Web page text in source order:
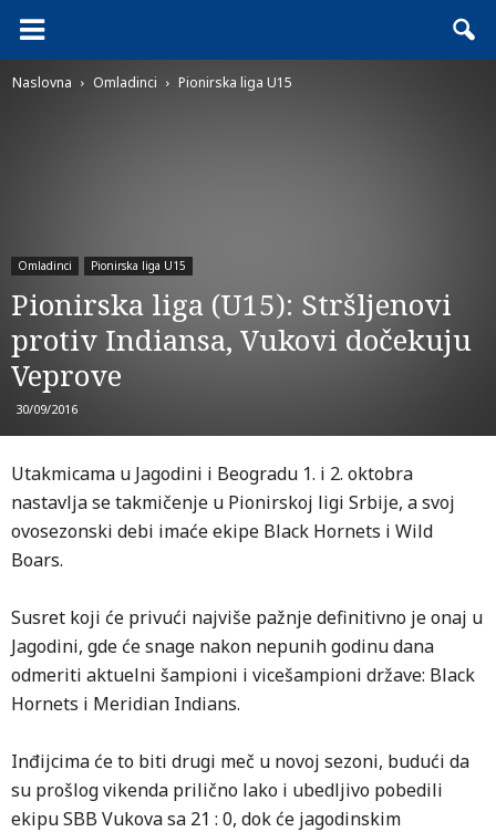
Naslovna Omladinci Pionirska liga U15
Omladinci Pionirska liga U15
Pionirska liga (U15): Stršljenovi
protiv Indiansa, Vukovi dočekuju
Veprove
30/09/2016
Utakmicama u Jagodini i Beogradu 1. i 2. oktobra
nastavlja se takmičenje u Pionirskoj ligi Srbije, a svoj
ovosezonski debi imaće ekipe Black Hornets i Wild
Boars.
Susret koji će privući najviše pažnje definitivno je onaj u
Jagodini, gde će snage nakon nepunih godinu dana
odmeriti aktuelni šampioni i vicešampioni države: Black
Hornets i Meridian Indians.
Inđijcima će to biti drugi meč u novoj sezoni, budući da
su prošlog vikenda prilično lako i ubedljivo pobedili
ekipu SBB Vukova sa 21 : 0, dok će jagodinskim